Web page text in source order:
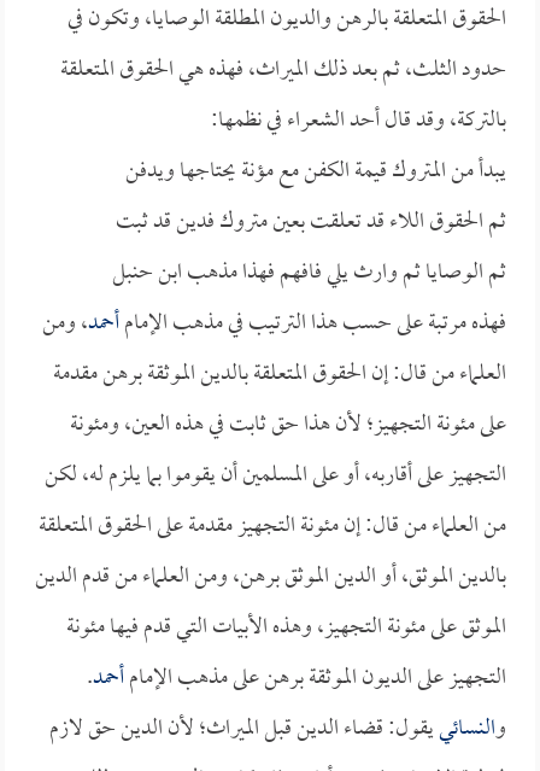
الحقوق المتعلقة بالرهن والديون المطلقة الوصايا، وتكون في
حدود الثلث، ثم بعد ذلك الميراث، فهذه هي الحقوق المتعلقة
بالتركة، وقد قال أحد الشعراء في نظمها:
يبدأ من المتروك قيمة الكفن مع مؤنة يحتاجها ويدفن
ثم الحقوق اللاء قد تعلقت بعين متروك فدين قد ثبت
ثم الوصايا ثم وارث يلي فافهم فهذا مذهب ابن حنبل
فهذه مرتبة على حسب هذا الترتيب في مذهب الإمامأحمد، ومن
العلماء من قال: إن الحقوق المتعلقة بالدين الموثقة برهن مقدمة
على مئونة التجهيز؛ لأن هذا حق ثابت في هذه العين، ومئونة
التجهيز على أقاربه، أو على المسلمين أن يقوموا بما يلزم له، لكن
من العلماء من قال: إن مئونة التجهيز مقدمة على الحقوق المتعلقة
بالدين الموثق، أو الدين الموثق برهن، ومن العلماء من قدم الدين
الموثق على مئونة التجهيز، وهذه الأبيات التي قدم فيها مئونة
التجهيز على الديون الموثقة برهن على مذهب الإمامأحمد.
والنسائييقول: قضاء الدين قبل الميراث؛ لأن الدين حق لازم